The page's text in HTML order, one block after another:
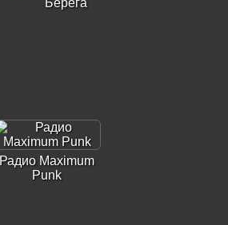
Берега
Радио Maximum
Punk